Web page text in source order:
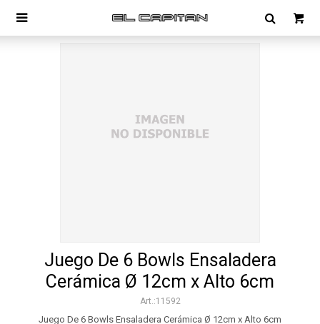

Juego De 6 Bowls Ensaladera
Cerámica Ø 12cm x Alto 6cm
11592
Juego De 6 Bowls Ensaladera Cerámica Ø 12cm x Alto 6cm